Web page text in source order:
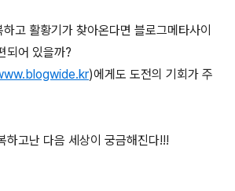
고 활황기가 찾아온다면 블로그메타사이
되어 있을까?
)에게도 도전의 기회가 주
하고난 다음 세상이 궁금해진다!!!